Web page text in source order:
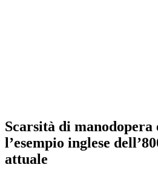
Scarsità di manodopera
l’esempio inglese
attuale